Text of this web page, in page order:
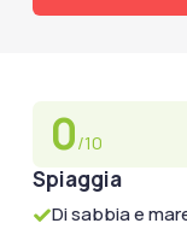
0/10
Spiaggia
Di sabbia e